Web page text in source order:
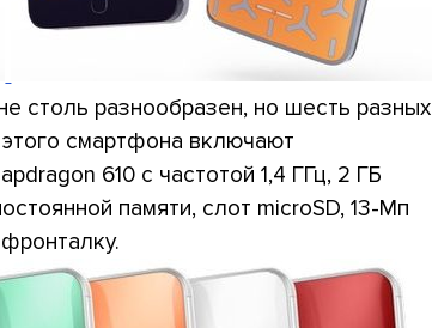
столь разнообразен, но шесть разных
смартфона включают
610 с частотой 1,4 ГГц, 2 ГБ
памяти, слот microSD, 13-Мп